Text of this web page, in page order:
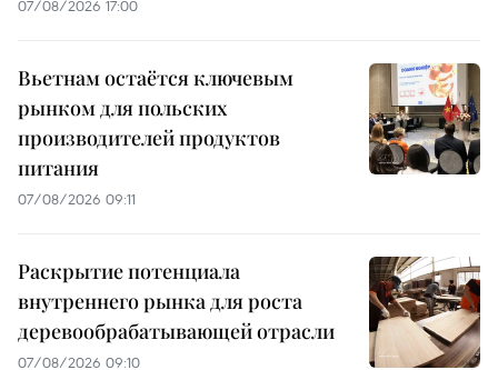
07/08/2026 17:00
Вьетнам остаётся ключевым
рынком для польских
производителей продуктов
питания
07/08/2026 09:11
Раскрытие потенциала
внутреннего рынка для роста
деревообрабатывающей отрасли
07/08/2026 09:10